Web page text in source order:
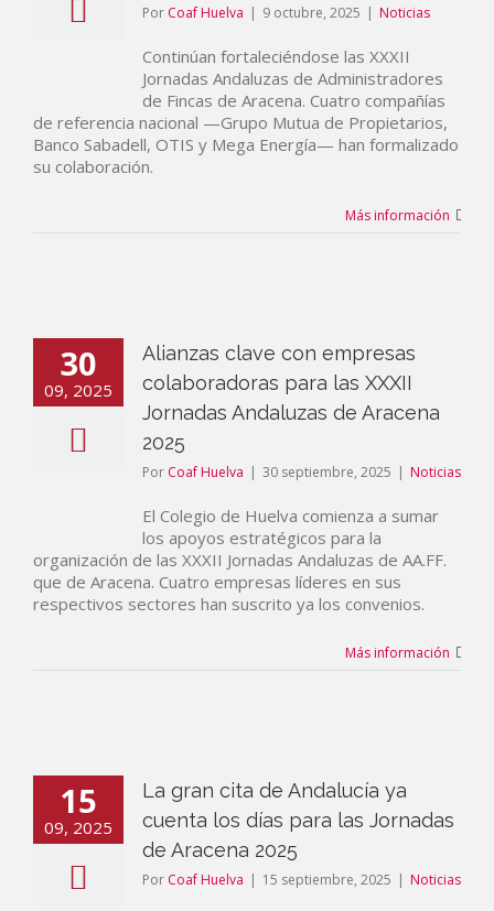
Por Coaf Huelva | 9 octubre, 2025 | Noticias
Continúan fortaleciéndose las XXXII
Jornadas Andaluzas de Administradores
de Fincas de Aracena. Cuatro compañías
de referencia nacional —Grupo Mutua de Propietarios,
Banco Sabadell, OTIS y Mega Energía— han formalizado
su colaboración.
Más información
30
09, 2025
Alianzas clave con empresas
colaboradoras para las XXXII
Jornadas Andaluzas de Aracena
2025
Por Coaf Huelva | 30 septiembre, 2025 | Noticias
El Colegio de Huelva comienza a sumar
los apoyos estratégicos para la
organización de las XXXII Jornadas Andaluzas de AA.FF.
que de Aracena. Cuatro empresas líderes en sus
respectivos sectores han suscrito ya los convenios.
Más información
15
09, 2025
La gran cita de Andalucía ya
cuenta los días para las Jornadas
de Aracena 2025
Por Coaf Huelva | 15 septiembre, 2025 | Noticias